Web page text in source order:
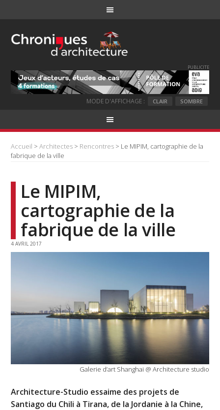
PUBLICITE
MODE D'AFFICHAGE : CLAIR SOMBRE
Accueil >Architectes > Rencontres > Le MIPIM, cartographie de la
fabrique de la ville
Le MIPIM,
cartographie de la
fabrique de la ville
4 AVRIL 2017
Galerie d’art Shanghai @ Architecture studio
Architecture-Studio essaime des projets de
Santiago du Chili à Tirana, de la Jordanie à la Chine,